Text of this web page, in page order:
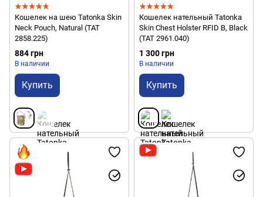
Кошелек на шею Tatonka Skin
Neck Pouch, Natural (TAT
2858.225)
884 грн
В наличии
Купить
Кошелек нательный Tatonka
Skin Chest Holster RFID B, Black
(TAT 2961.040)
1 300 грн
В наличии
Купить